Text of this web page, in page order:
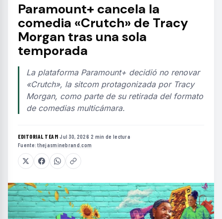
Paramount+ cancela la
comedia «Crutch» de Tracy
Morgan tras una sola
temporada
La plataforma Paramount+ decidió no renovar
«Crutch», la sitcom protagonizada por Tracy
Morgan, como parte de su retirada del formato
de comedias multicámara.
EDITORIAL TEAM·Jul 30, 2026·2 min de lectura·
Fuente:thejasminebrand.com